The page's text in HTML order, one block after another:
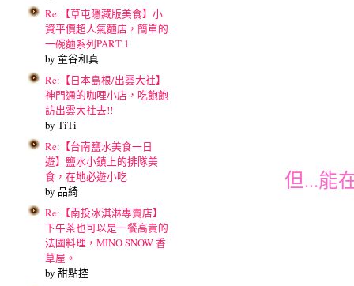
Re:【草屯隱藏版美食】小
資平價超人氣麵店，簡單的
一碗麵系列PART 1
by 童谷和真
Re:【日本島根/出雲大社】
神門通的咖哩小店，吃飽飽
訪出雲大社去!!
by TiTi
Re:【台南鹽水美食一日
遊】鹽水小鎮上的排隊美
食，在地必遊小吃
by 品綺
Re:【南投冰淇淋專賣店】
下午茶也可以是一餐高貴的
法國料理，MINO SNOW 香
草屋。
by 甜點控
但...能